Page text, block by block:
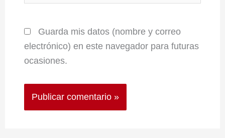
Guarda mis datos (nombre y correo
electrónico) en este navegador para futuras
ocasiones.